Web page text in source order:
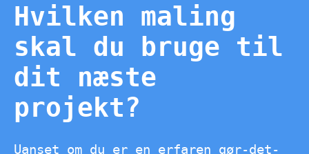
Hvilken maling
skal du bruge til
dit næste
projekt?
Uanset om du er en erfaren gør-det-